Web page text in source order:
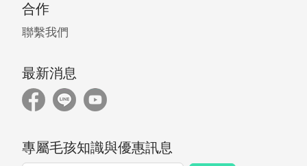
合作
聯繫我們
最新消息
專屬毛孩知識與優惠訊息